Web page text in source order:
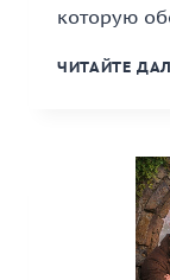
которую
ЧИТАЙТЕ